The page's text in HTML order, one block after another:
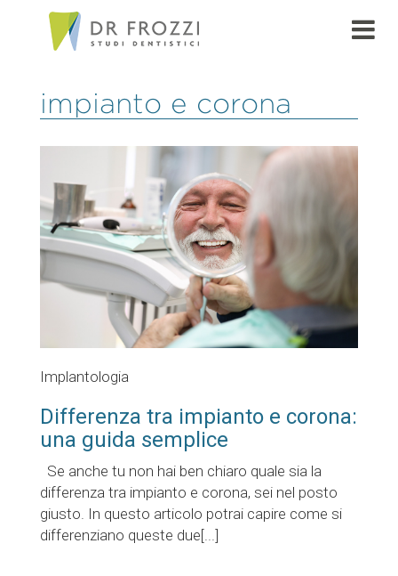
impianto e corona
Implantologia
Differenza tra impianto e corona:
una guida semplice
Se anche tu non hai ben chiaro quale sia la
differenza tra impianto e corona, sei nel posto
giusto. In questo articolo potrai capire come si
differenziano queste due[...]